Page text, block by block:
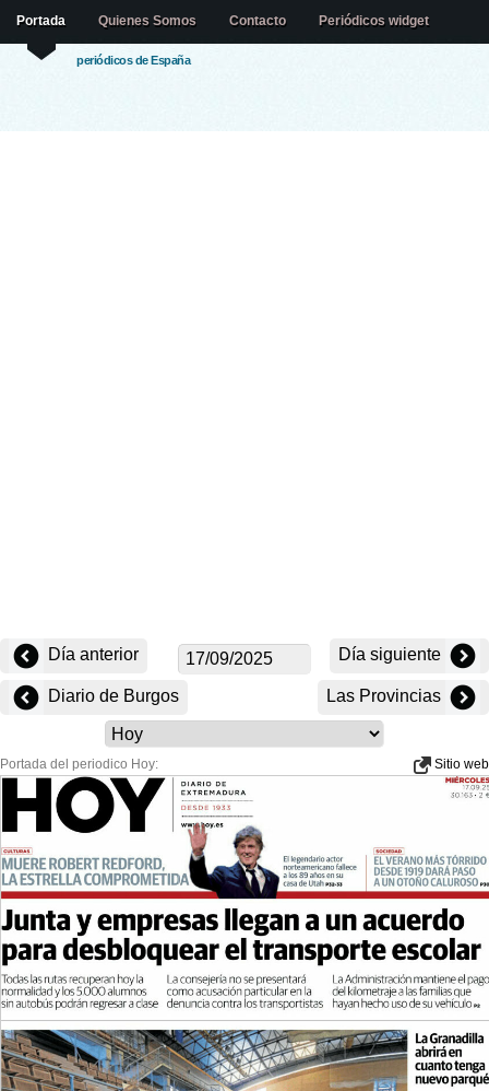
periódicos de España
Portada Quienes Somos Contacto Periódicos widget
Día anterior Día siguiente
Diario de Burgos Las Provincias
Portada del periodico Hoy: Sitio web